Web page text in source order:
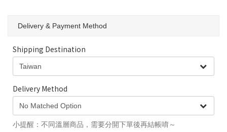
Delivery & Payment Method
Shipping Destination
Delivery Method
小提醒：不同溫層商品，需要分開下單後再結帳唷～